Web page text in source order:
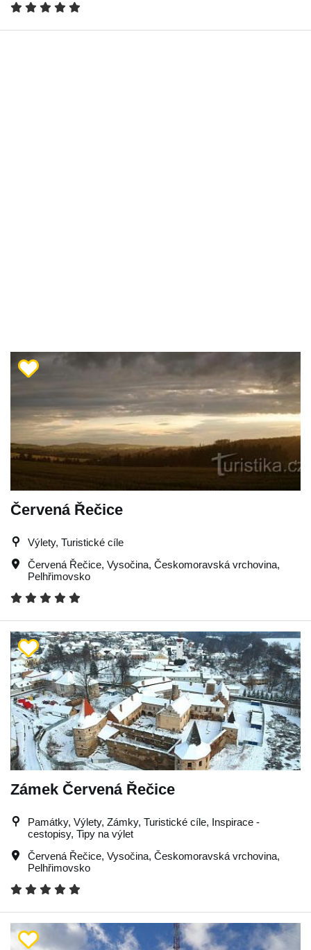
Červená Řečice
Výlety, Turistické cíle
Červená Řečice, Vysočina, Českomoravská vrchovina,
Pelhřimovsko
Zámek Červená Řečice
Památky, Výlety, Zámky, Turistické cíle, Inspirace -
cestopisy, Tipy na výlet
Červená Řečice, Vysočina, Českomoravská vrchovina,
Pelhřimovsko